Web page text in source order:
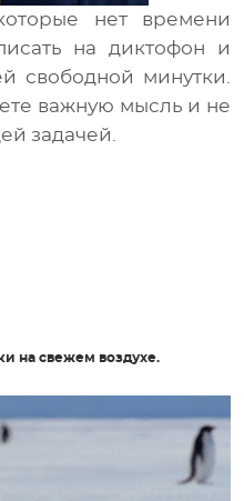
нет времени
на диктофон и
свободной минутки.
важную мысль и не
задачей.
на свежем воздухе.